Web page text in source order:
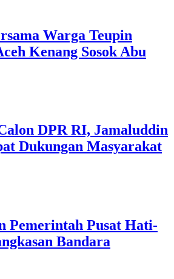
Warga Teupin
Kenang Sosok Abu
DPR RI, Jamaluddin
Dukungan Masyarakat
Pemerintah Pusat Hati-
Bandara